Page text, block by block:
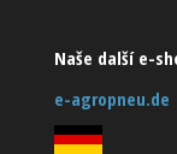
Naše další e-
e-agropneu.de